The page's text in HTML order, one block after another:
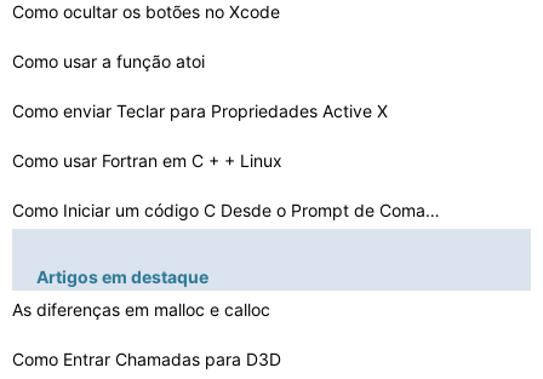
Como ocultar os botões no Xcode
Como usar a função atoi
Como enviar Teclar para Propriedades Active X
Como usar Fortran em C + + Linux
Como Iniciar um código C Desde o Prompt de Comando
Como formatar datas e horas com Iostream
Convertendo Char Buffer para dobrar em C + +
Artigos em destaque
As diferenças em malloc e calloc
Como Entrar Chamadas para D3D